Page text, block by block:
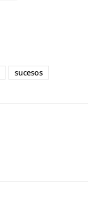
sucesos